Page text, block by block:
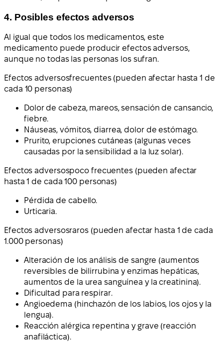
4. Posibles efectos adversos
Al igual que todos los medicamentos, este
medicamento puede producir efectos adversos,
aunque no todas las personas los sufran.
Efectos adversosfrecuentes (pueden afectar hasta 1 de
cada 10 personas)
Dolor de cabeza, mareos, sensación de cansancio,
fiebre.
Náuseas, vómitos, diarrea, dolor de estómago.
Prurito, erupciones cutáneas (algunas veces
causadas por la sensibilidad a la luz solar).
Efectos adversospoco frecuentes (pueden afectar
hasta 1 de cada 100 personas)
Pérdida de cabello.
Urticaria.
Efectos adversosraros (pueden afectar hasta 1 de cada
1.000 personas)
Alteración de los análisis de sangre (aumentos
reversibles de bilirrubina y enzimas hepáticas,
aumentos de la urea sanguínea y la creatinina).
Dificultad para respirar.
Angioedema (hinchazón de los labios, los ojos y la
lengua).
Reacción alérgica repentina y grave (reacción
anafiláctica).